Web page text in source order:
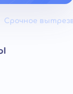
Срочное